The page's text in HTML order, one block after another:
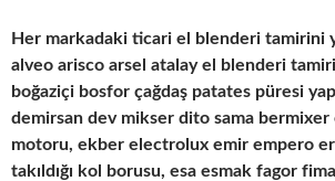
Her markadaki ticari el blenderi tamirini
alveo arisco arsel atalay el blenderi
boğaziçi bosfor çağdaş patates püresi
demirsan dev mikser dito sama
motoru, ekber electrolux emir empero
takıldığı kol borusu, esa esmak fagor